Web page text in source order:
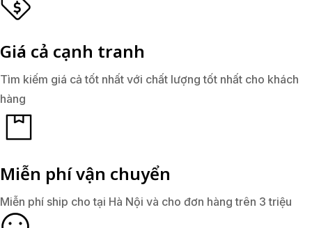
Giá cả cạnh tranh
Tìm kiếm giá cả tốt nhất với chất lượng tốt nhất cho khách
hàng
Miễn phí vận chuyển
Miễn phí ship cho tại Hà Nội và cho đơn hàng trên 3 triệu